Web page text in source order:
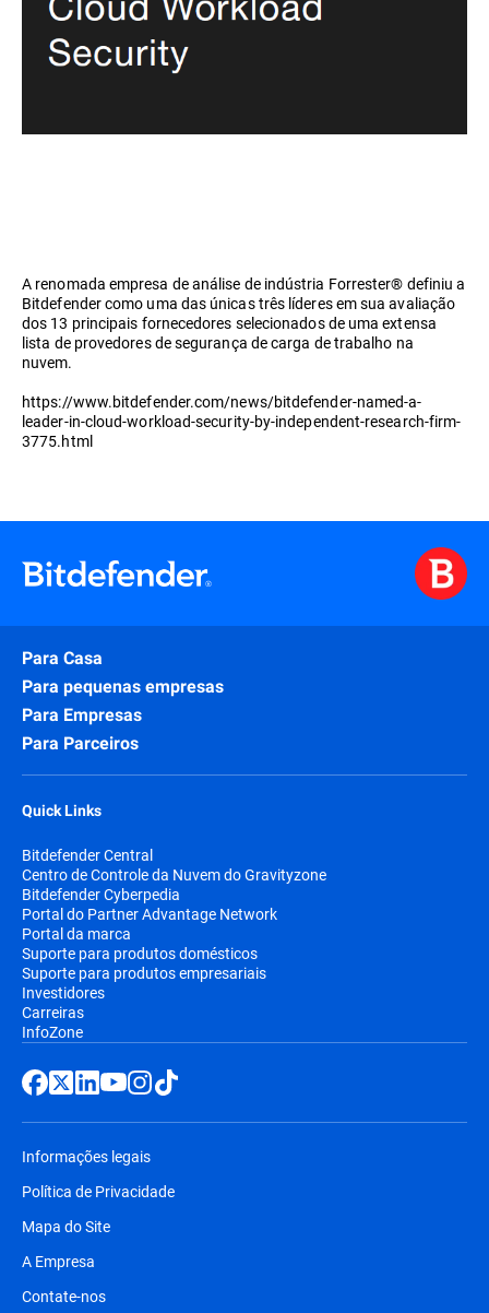
A renomada empresa de análise de indústria Forrester® definiu a
Bitdefender como uma das únicas três líderes em sua avaliação
dos 13 principais fornecedores selecionados de uma extensa
lista de provedores de segurança de carga de trabalho na
nuvem.
https://www.bitdefender.com/news/bitdefender-named-a-
leader-in-cloud-workload-security-by-independent-research-firm-
3775.html
Para Casa
Para pequenas empresas
Para Empresas
Para Parceiros
Quick Links
Bitdefender Central
Centro de Controle da Nuvem do Gravityzone
Bitdefender Cyberpedia
Portal do Partner Advantage Network
Portal da marca
Suporte para produtos domésticos
Suporte para produtos empresariais
Investidores
Carreiras
InfoZone
Informações legais
Política de Privacidade
Mapa do Site
A Empresa
Contate-nos